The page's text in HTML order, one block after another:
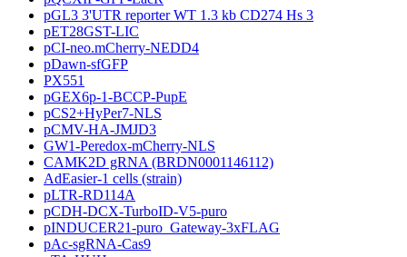
pGL3 3'UTR reporter WT 1.3 kb CD274 Hs 3
pET28GST-LIC
pCI-neo.mCherry-NEDD4
pDawn-sfGFP
PX551
pGEX6p-1-BCCP-PupE
pCS2+HyPer7-NLS
pCMV-HA-JMJD3
GW1-Peredox-mCherry-NLS
CAMK2D gRNA (BRDN0001146112)
AdEasier-1 cells (strain)
pLTR-RD114A
pCDH-DCX-TurboID-V5-puro
pINDUCER21-puro_Gateway-3xFLAG
pAc-sgRNA-Cas9